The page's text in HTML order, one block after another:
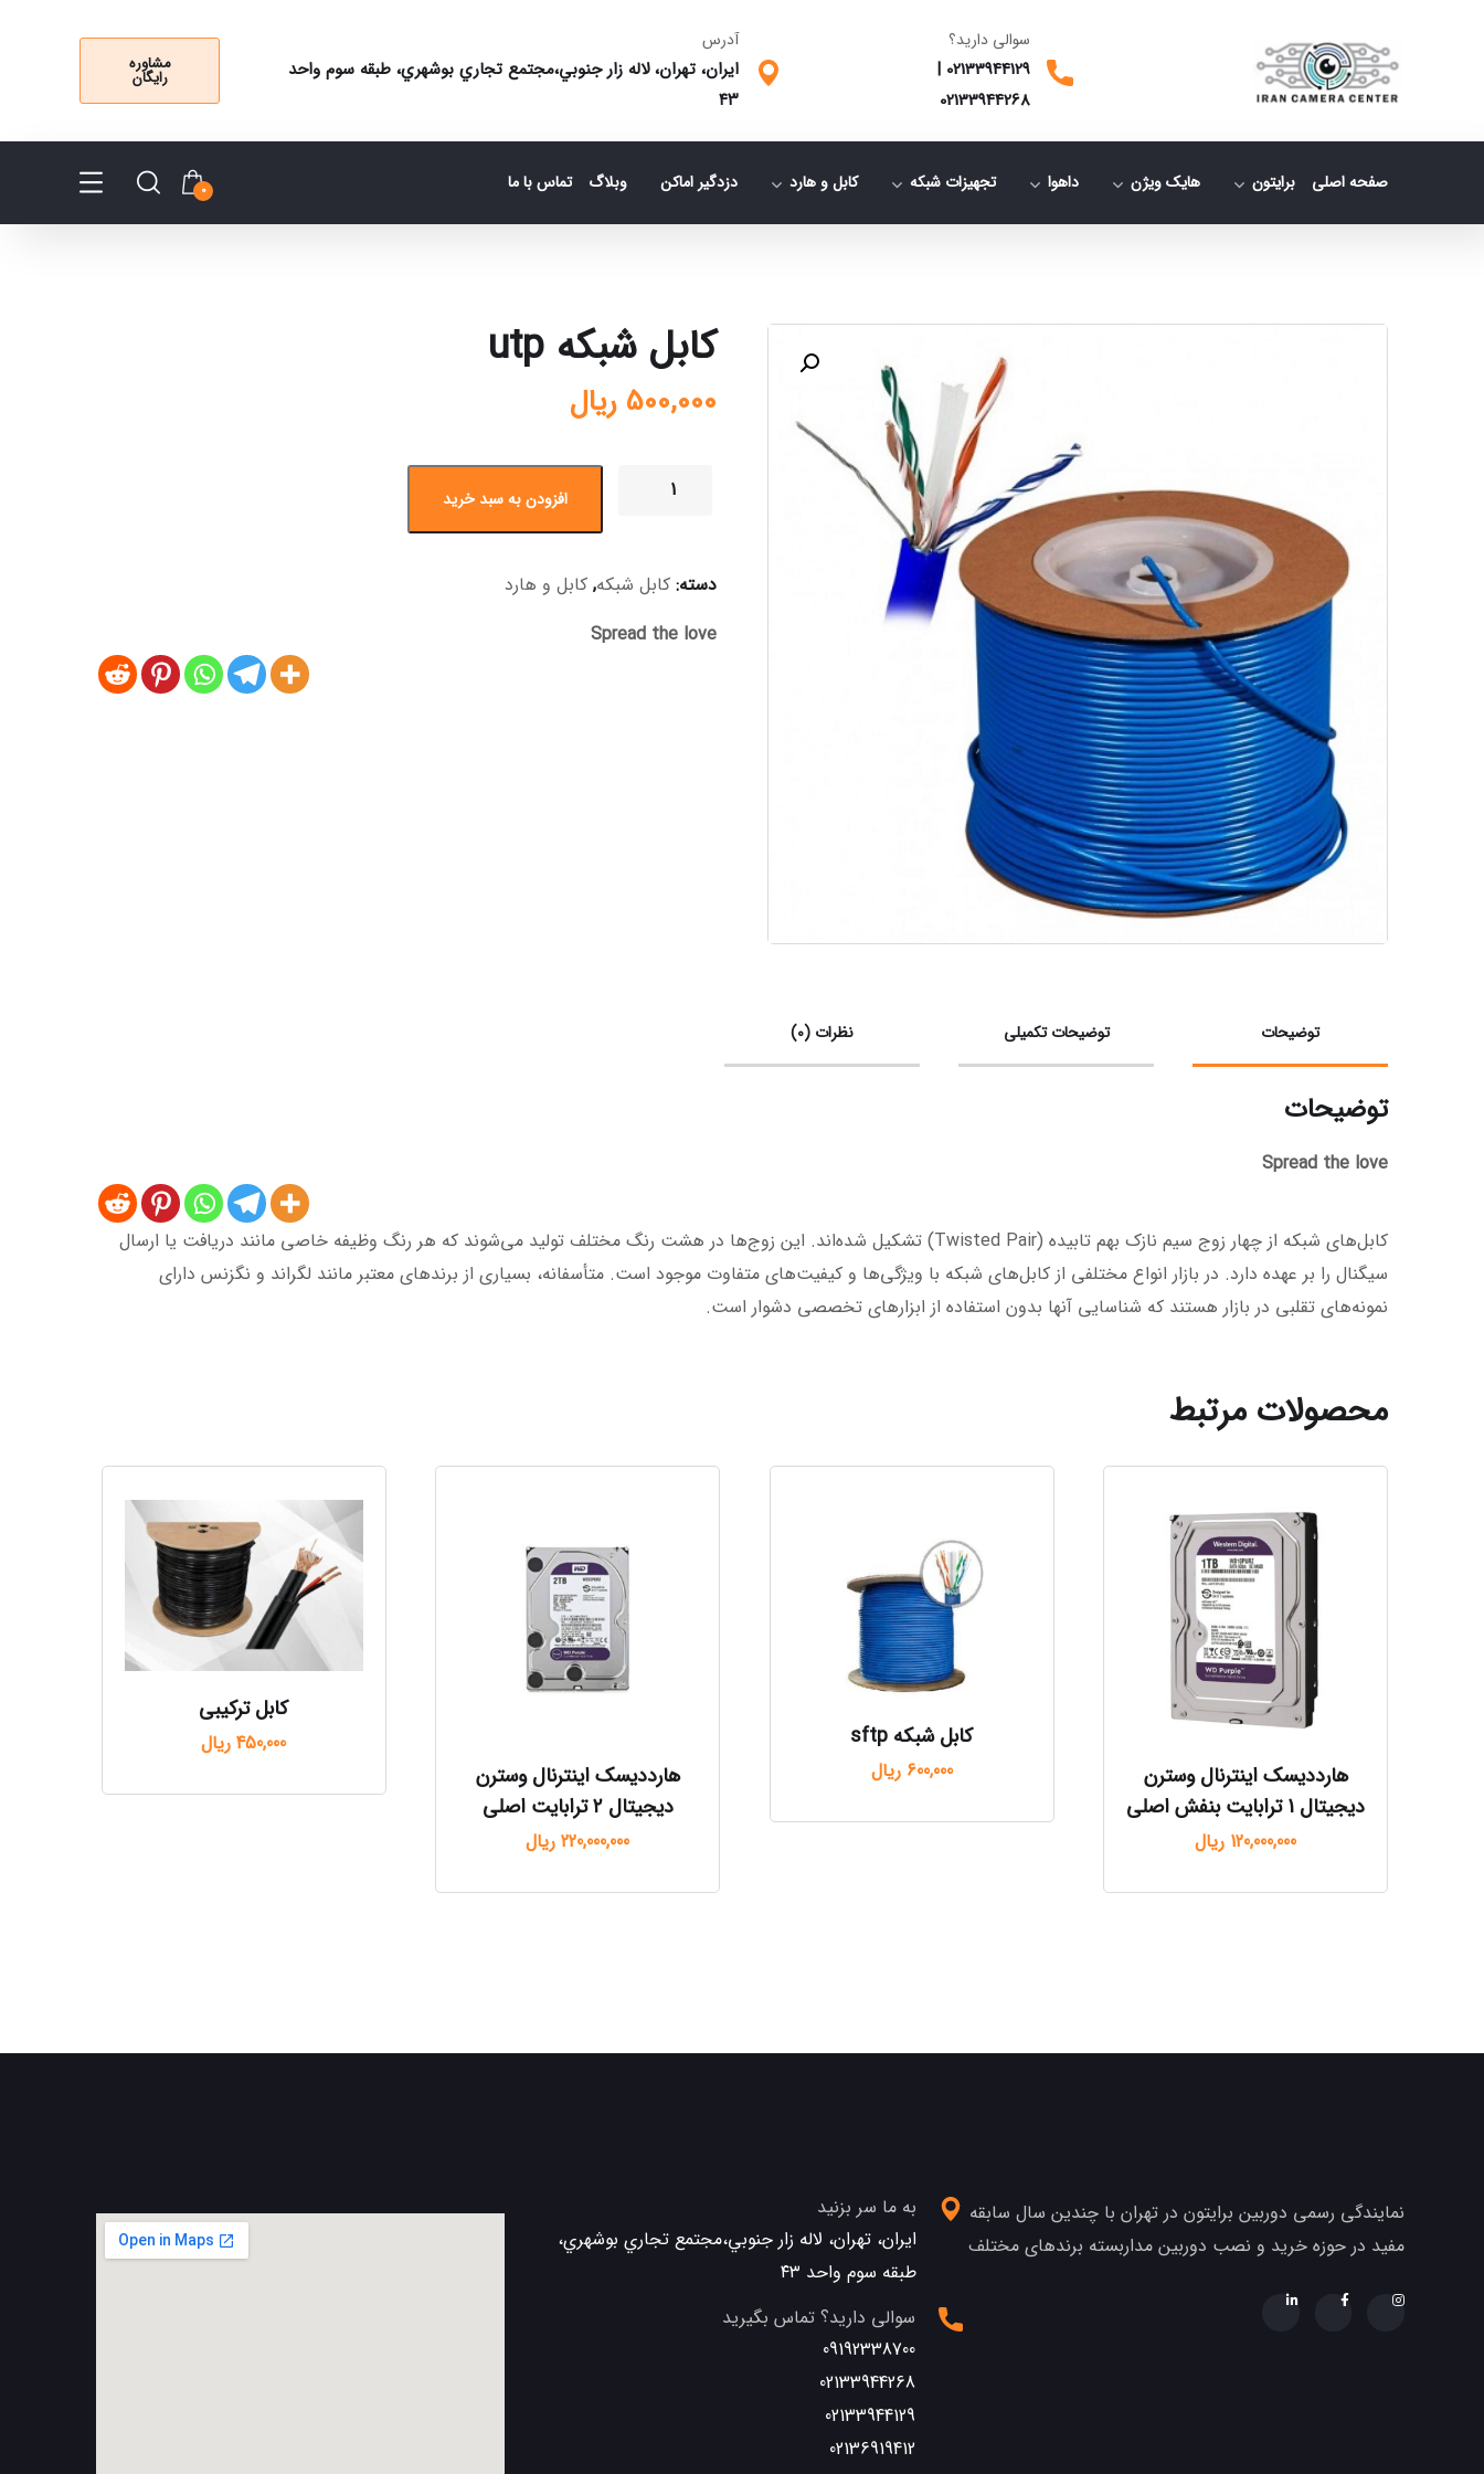
سوالی دارید؟
02133944129
|
02133944268
آدرس
ایران، تهران، لاله زار جنوبي،مجتمع تجاري بوشهري، طبقه سوم واحد
٤٣
مشاوره
رایگان
صفحه اصلی برایتون هایک ویژن داهوا تجهیزات شبکه کابل و هارد دزدگیر اماکن وبلاگ تماس با ما 0
کابل شبکه utp
500,000 ریال
افزودن به سبد خرید
دسته:کابل شبکه,کابل و هارد
Spread the love
توضیحات توضیحات تکمیلی نظرات (0)
توضیحات
Spread the love
کابل‌های شبکه از چهار زوج سیم نازک بهم تابیده (Twisted Pair) تشکیل شده‌اند. این زوج‌ها در هشت رنگ مختلف تولید می‌شوند که هر رنگ وظیفه خاصی مانند دریافت یا ارسال
سیگنال را بر عهده دارد. در بازار انواع مختلفی از کابل‌های شبکه با ویژگی‌ها و کیفیت‌های متفاوت موجود است. متأسفانه، بسیاری از برندهای معتبر مانند لگراند و نگزنس دارای
نمونه‌های تقلبی در بازار هستند که شناسایی آنها بدون استفاده از ابزارهای تخصصی دشوار است.
محصولات مرتبط
هارددیسک اینترنال وسترن
دیجیتال 1 ترابایت بنفش اصلی
120,000,000 ریال
کابل شبکه sftp
600,000 ریال
هارددیسک اینترنال وسترن
دیجیتال ۲ ترابایت اصلی
220,000,000 ریال
کابل ترکیبی
450,000 ریال
نمایندگی رسمی دوربین برایتون در تهران با چندین سال سابقه
مفید در حوزه خرید و نصب دوربین مداربسته برندهای مختلف
به ما سر بزنید
ایران، تهران، لاله زار جنوبي،مجتمع تجاري بوشهري،
طبقه سوم واحد ٤٣
سوالی دارید؟ تماس بگیرید
09192338700
02133944268
02133944129
02136919412